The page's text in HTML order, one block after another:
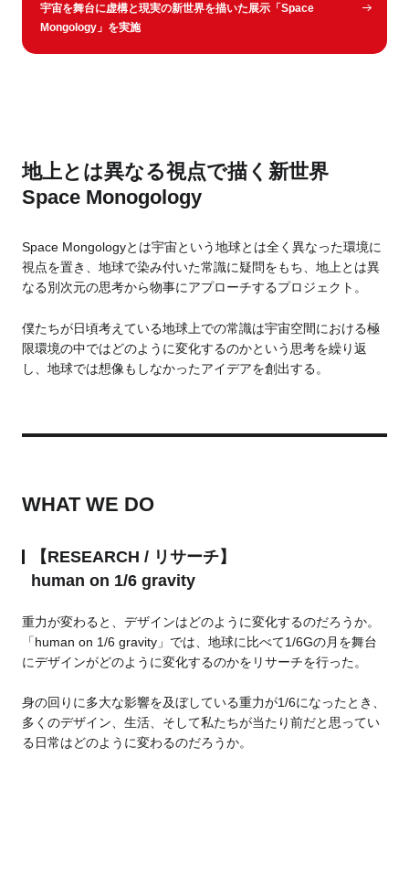
Close
宇宙を舞台に虚構と現実の新世界を描いた展示「Space
Mongology」を実施
地上とは異なる視点で描く新世界
Space Monogology
Space Mongologyとは宇宙という地球とは全く異なった環境に
視点を置き、地球で染み付いた常識に疑問をもち、地上とは異
なる別次元の思考から物事にアプローチするプロジェクト。
僕たちが日頃考えている地球上での常識は宇宙空間における極
限環境の中ではどのように変化するのかという思考を繰り返
し、地球では想像もしなかったアイデアを創出する。
WHAT WE DO
【RESEARCH / リサーチ】
human on 1/6 gravity
重力が変わると、デザインはどのように変化するのだろうか。
「human on 1/6 gravity」では、地球に比べて1/6Gの月を舞台
にデザインがどのように変化するのかをリサーチを行った。
身の回りに多大な影響を及ぼしている重力が1/6になったとき、
多くのデザイン、生活、そして私たちが当たり前だと思ってい
る日常はどのように変わるのだろうか。